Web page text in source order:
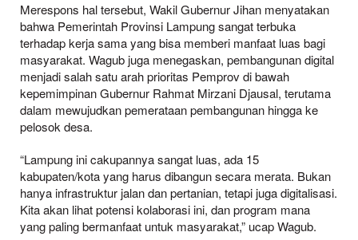
Merespons hal tersebut, Wakil Gubernur Jihan menyatakan
bahwa Pemerintah Provinsi Lampung sangat terbuka
terhadap kerja sama yang bisa memberi manfaat luas bagi
masyarakat. Wagub juga menegaskan, pembangunan digital
menjadi salah satu arah prioritas Pemprov di bawah
kepemimpinan Gubernur Rahmat Mirzani Djausal, terutama
dalam mewujudkan pemerataan pembangunan hingga ke
pelosok desa.
“Lampung ini cakupannya sangat luas, ada 15
kabupaten/kota yang harus dibangun secara merata. Bukan
hanya infrastruktur jalan dan pertanian, tetapi juga digitalisasi.
Kita akan lihat potensi kolaborasi ini, dan program mana
yang paling bermanfaat untuk masyarakat,” ucap Wagub.